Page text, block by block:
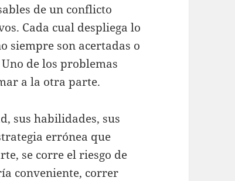
de un conflicto
Cada cual despliega lo
siempre son acertadas o
de los problemas
a la otra parte.
sus habilidades, sus
errónea que
se corre el riesgo de
conveniente, correr